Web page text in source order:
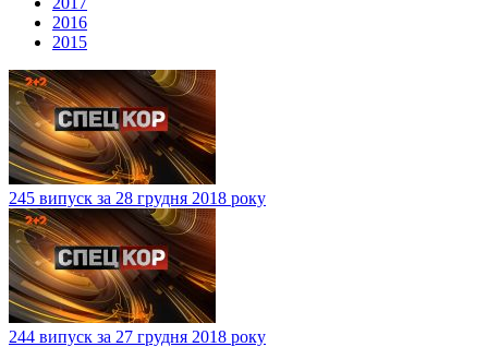
2016
2015
245 випуск за 28 грудня 2018 року
244 випуск за 27 грудня 2018 року